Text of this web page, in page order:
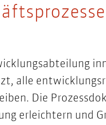
alle
Die
erleichtern und